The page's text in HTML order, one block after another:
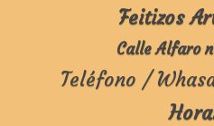
Feitizos
Calle Alfaro
Teléfono /